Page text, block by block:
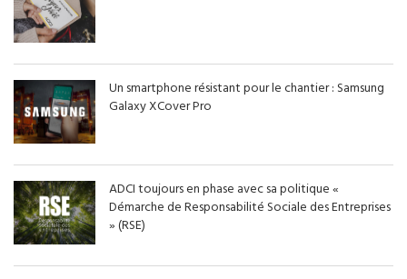
Un smartphone résistant pour le chantier : Samsung
Galaxy XCover Pro
ADCI toujours en phase avec sa politique «
Démarche de Responsabilité Sociale des Entreprises
» (RSE)